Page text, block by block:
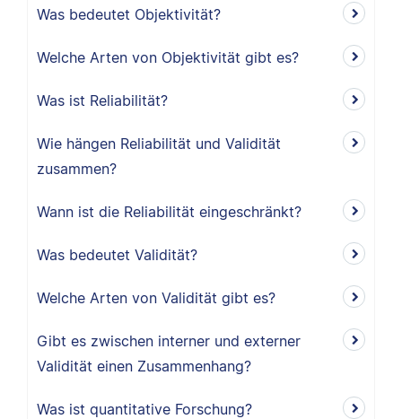
Was bedeutet Objektivität?
Welche Arten von Objektivität gibt es?
Was ist Reliabilität?
Wie hängen Reliabilität und Validität
zusammen?
Wann ist die Reliabilität eingeschränkt?
Was bedeutet Validität?
Welche Arten von Validität gibt es?
Gibt es zwischen interner und externer
Validität einen Zusammenhang?
Was ist quantitative Forschung?